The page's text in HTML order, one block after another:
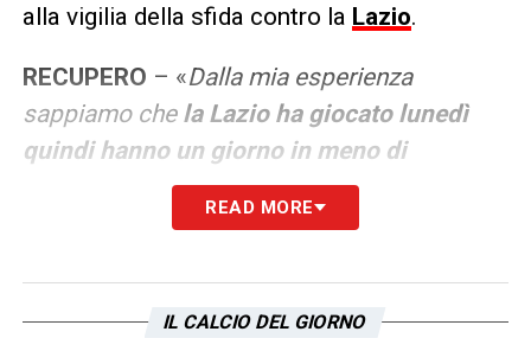
alla vigilia della sfida contro la Lazio.
RECUPERO – «Dalla mia esperienza
sappiamo che la Lazio ha giocato lunedì
quindi hanno un giorno in meno di
e penso che in tre giorni noi
abbiamo già recuperato.Speriamo di
READ MORE
IL CALCIO DEL GIORNO